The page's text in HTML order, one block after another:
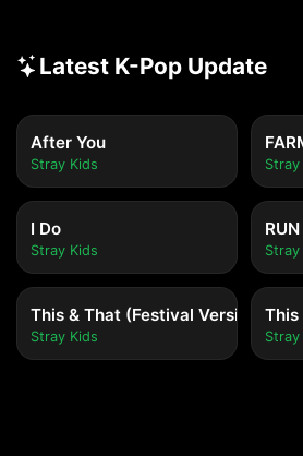
Latest K-Pop Update
After You
Stray Kids Stray
I Do
Stray Kids Stray
This & That (Festival Version)
Stray Kids
This
Stray